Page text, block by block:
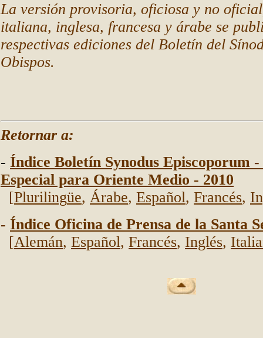
La versión provisoria, oficiosa y no
italiana, inglesa, francesa y árabe se
respectivas ediciones del Boletín del
Obispos.
Retornar a:
- Índice Boletín Synodus Episcoporum -
Especial para Oriente Medio - 2010
[Plurilingüe, Árabe, Español, Francés,
- Índice Oficina de Prensa de la Santa
[Alemán, Español, Francés, Inglés,